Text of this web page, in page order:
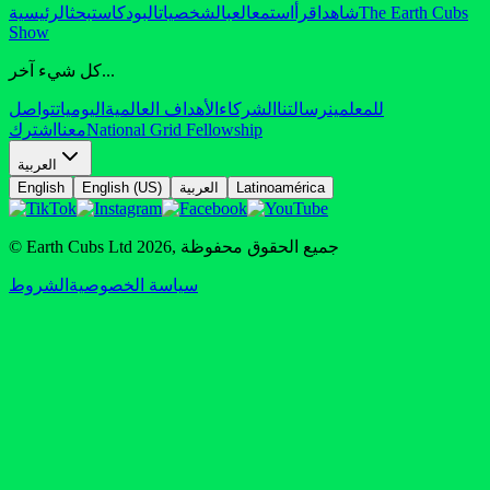
شاهد اقرأ استمعالعبالشخصياتالبودكاستبحثالرئيسية
The Earth Cubs
Show
كل شيء آخر...
للمعلمينرسالتنا الشركاء الأهداف العالمية اليومياتتواصل
معنا اشترك National Grid Fellowship
العربية
English
English (US) العربية Latinoamérica
© Earth Cubs Ltd 2026, جميع الحقوق محفوظة
سياسة الخصوصية الشروط